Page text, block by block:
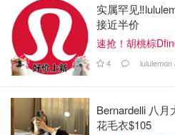
实属罕见
接近半价
速抢！胡桃棕
4 lululemon
Bernardelli 八
花毛衣$105